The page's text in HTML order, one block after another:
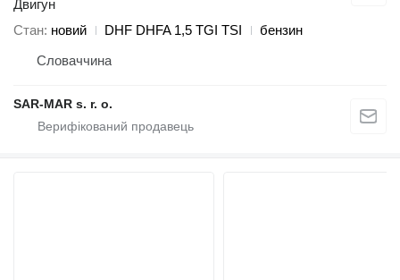
Двигун
Стан новий DHF DHFA 1,5 TGI TSI
бензин
Словаччина
SAR-MAR s. r. o.